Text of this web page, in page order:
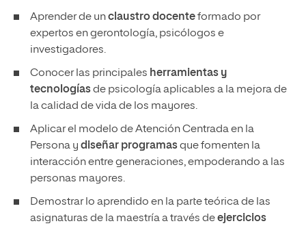
Aprender de unclaustro docenteformado por
expertos en gerontología, psicólogos e
investigadores.
Conocer las principales herramientas y
tecnologíasde psicología aplicables a la mejora de
la calidad de vida de los mayores.
Aplicar el modelo de Atención Centrada en la
Persona y diseñar programasque fomenten la
interacción entre generaciones, empoderando a las
personas mayores.
Demostrar lo aprendido en la parte teórica de las
asignaturas de la maestría a través deejercicios